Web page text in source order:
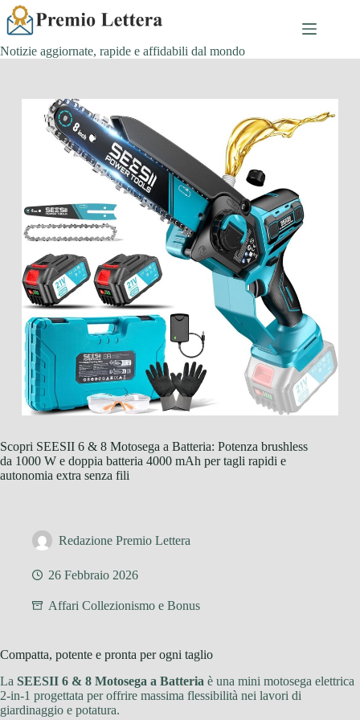
Salta
al
contenuto
Notizie aggiornate, rapide e affidabili dal mondo
Scopri SEESII 6 & 8 Motosega a Batteria: Potenza brushless
da 1000 W e doppia batteria 4000 mAh per tagli rapidi e
autonomia extra senza fili
Redazione Premio Lettera
26 Febbraio 2026
Affari Collezionismo e Bonus
Compatta, potente e pronta per ogni taglio
La SEESII 6 & 8 Motosega a Batteria è una mini motosega elettrica
2-in-1 progettata per offrire massima flessibilità nei lavori di
giardinaggio e potatura.